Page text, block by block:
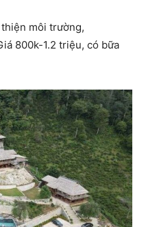
môi trường,
800k-1.2 triệu, có bữa